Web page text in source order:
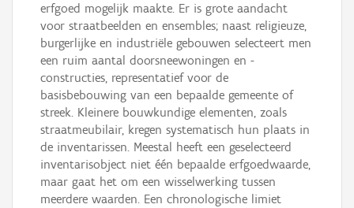
erfgoed mogelijk maakte. Er is grote aandacht
voor straatbeelden en ensembles; naast religieuze,
burgerlijke en industriële gebouwen selecteert men
een ruim aantal doorsneewoningen en -
constructies, representatief voor de
basisbebouwing van een bepaalde gemeente of
streek. Kleinere bouwkundige elementen, zoals
straatmeubilair, kregen systematisch hun plaats in
de inventarissen. Meestal heeft een geselecteerd
inventarisobject niet één bepaalde erfgoedwaarde,
maar gaat het om een wisselwerking tussen
meerdere waarden. Een chronologische limiet